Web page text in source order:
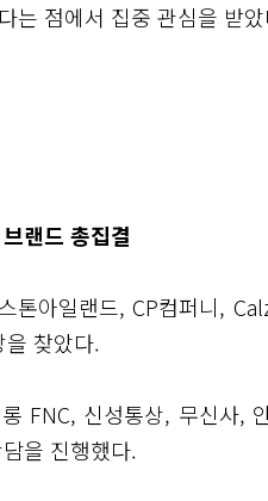
는 점에서 집중 관심을 받
랜드 총집결
아일랜드, CP컴퍼니,
찾았다.
FNC, 신성통상, 무신사,
을 진행했다.